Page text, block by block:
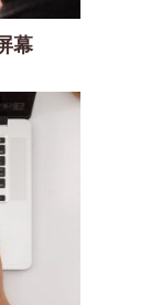
幕